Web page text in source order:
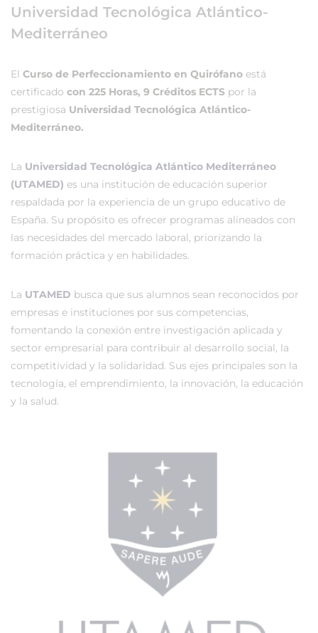
Universidad Tecnológica Atlántico-
Mediterráneo
El Curso de Perfeccionamiento en Quirófano está
certificado con 225 Horas, 9 Créditos ECTS por la
prestigiosa Universidad Tecnológica Atlántico-
Mediterráneo.
La Universidad Tecnológica Atlántico Mediterráneo
(UTAMED) es una institución de educación superior
respaldada por la experiencia de un grupo educativo de
España. Su propósito es ofrecer programas alineados con
las necesidades del mercado laboral, priorizando la
formación práctica y en habilidades.
La UTAMED busca que sus alumnos sean reconocidos por
empresas e instituciones por sus competencias,
fomentando la conexión entre investigación aplicada y
sector empresarial para contribuir al desarrollo social, la
competitividad y la solidaridad. Sus ejes principales son la
tecnología, el emprendimiento, la innovación, la educación
y la salud.